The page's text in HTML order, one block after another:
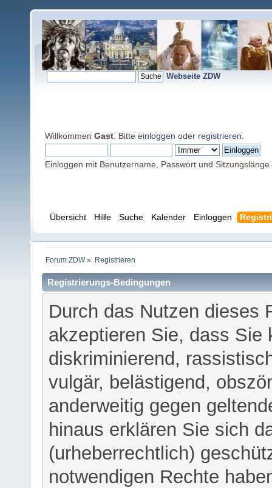
Webseite ZDW
Willkommen Gast . Bitte einloggen oder registrieren
Einloggen mit Benutzername, Passwort und Sitzungslänge
Übersicht Hilfe Suche Kalender Einloggen
Forum ZDW» Registrieren
Registrierungs-Bedingungen
Durch das Nutzen dieses
akzeptieren Sie, dass Sie
diskriminierend,
vulgär, belästigend,
anderweitig gegen
hinaus erklären Sie sich
(urheberrechtlich)
notwendigen Rechte